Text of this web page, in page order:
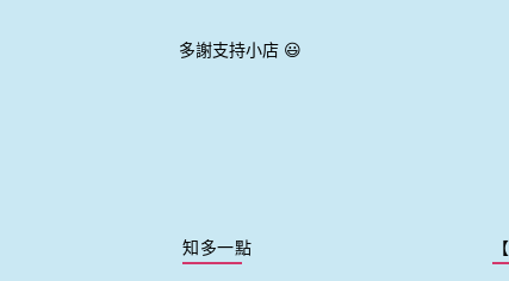
多謝支持小店 😃
知多一點